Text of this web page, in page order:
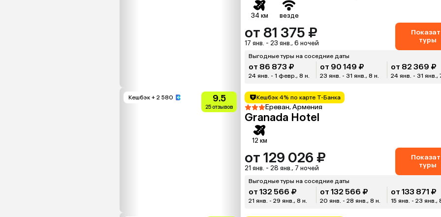
34 км везде
от 81 375 ₽
17 янв. - 23 янв., 6 ночей
туры
Выгодные туры на соседние даты
от 86 873 ₽
24 янв. - 1 февр., 8 н.
от 90 149 ₽
23 янв. - 31 янв., 8 н.
от 82 369 ₽
24 янв. - 31 янв.,
Кешбэк + 2 580 9.5
25 отзывов
Кешбэк 4% по карте Т-Банка
Ереван, Армения
Granada Hotel
12 км
от 129 026 ₽
21 янв. - 28 янв., 7 ночей
туры
Выгодные туры на соседние даты
от 132 566 ₽
21 янв. - 29 янв., 8 н.
от 132 566 ₽
20 янв. - 28 янв., 8 н.
от 133 871 ₽
15 янв. - 23 янв.,